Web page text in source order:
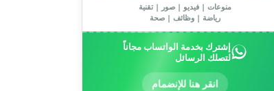
منوعات | فيديو | صور | تقنية
رياضة | وظائف | صحة
إشترك بخدمة الواتساب مجاناً
لتصلك الرسائل
انقر هنا للإنضمام